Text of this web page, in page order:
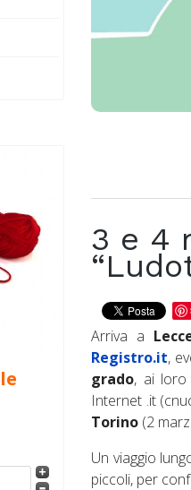
3 e 4
Arriva a
Registro.it,
grado, ai loro
Internet .it
Torino (2
Un viaggio
piccoli, per